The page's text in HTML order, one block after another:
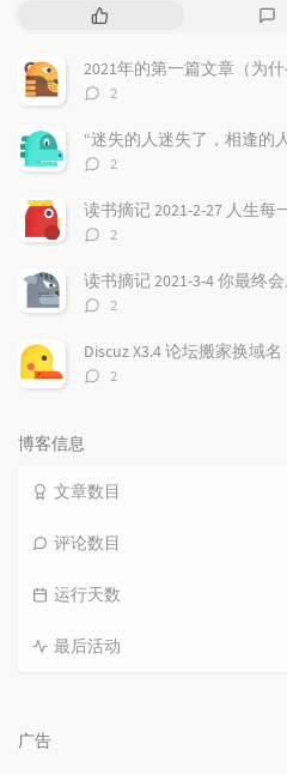
热
文
章
2021年的第一篇文章（为什
评
数：
2
评
数：
2
评
数：
2
评
数：
2
Discuz X3.4 论坛搬家换域
评
2
博客信息
文章数目
评论数目
运行天数
最后活动
广告